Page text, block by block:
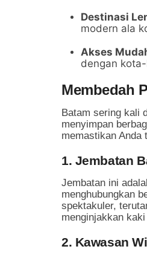
Destinasi
modern ala
Akses
dengan
Membedah
Batam sering kali
menyimpan
memastikan Anda
1. Jembatan
Jembatan ini
menghubungkan
spektakuler,
menginjakkan
2. Kawasan